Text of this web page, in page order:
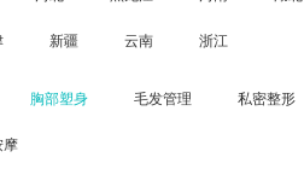
新疆 云南 浙江
胸部塑身 毛发管理 私密整形
摩